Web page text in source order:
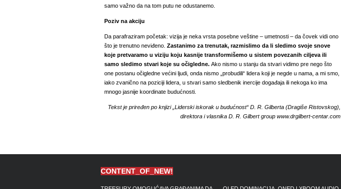
samo važno da na tom putu ne odustanemo.
Poziv na akciju
Da parafraziram početak: vizija je neka vrsta posebne veštine – umetnosti – da čovek vidi ono
što je trenutno neviđeno. Zastanimo za trenutak, razmislimo da li sledimo svoje snove
koje pretvaramo u viziju koju kasnije transformišemo u sistem povezanih ciljeva ili
samo sledimo stvari koje su očigledne. Ako nismo u stanju da stvari vidimo pre nego što
one postanu očigledne većini ljudi, onda nismo „probudili“ lidera koji je negde u nama, a mi smo,
iako zvanično na poziciji lidera, u stvari samo sledbenik inercije događaja ili nekoga ko ima
mnogo jasnije koordinate budućnosti.
Tekst je priređen po knjizi „Liderski iskorak u budućnost“ D. R. Gilberta (Dragiše Ristovskog),
direktora i vlasnika D. R. Gilbert group www.drgilbert-centar.com
CONTENT_OF_NEW!